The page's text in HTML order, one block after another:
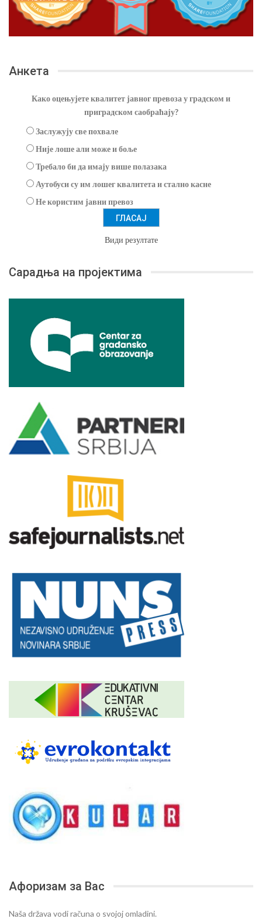
Анкета
Како оцењујете квалитет јавног превоза у градском и
приградском саобраћају?
Заслужују све похвале
Није лоше али може и боље
Требало би да имају више полазака
Аутобуси су им лошег квалитета и стално касне
Не користим јавни превоз
Види резултате
Сарадња на пројектима
Афоризам за Вас
Naša država vodi računa o svojoj omladini.